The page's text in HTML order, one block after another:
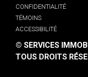
CONFIDENTIALITÉ
TÉMOINS
ACCESSIBILITÉ
© SERVICES
TOUS DROITS